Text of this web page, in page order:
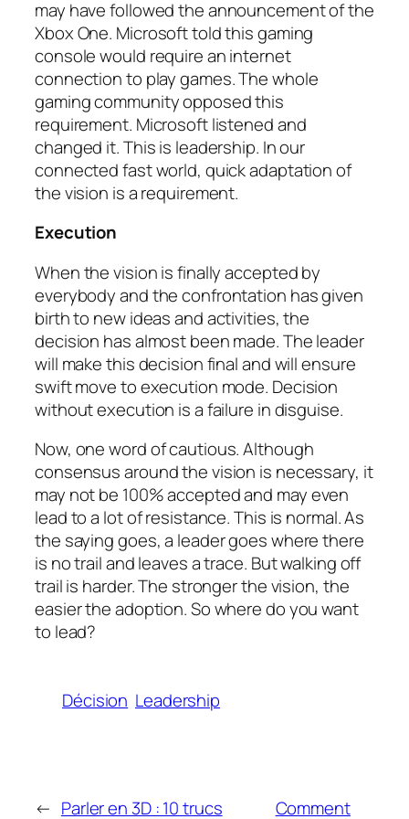
may have followed the announcement of the
Xbox One. Microsoft told this gaming
console would require an internet
connection to play games. The whole
gaming community opposed this
requirement. Microsoft listened and
changed it. This is leadership. In our
connected fast world, quick adaptation of
the vision is a requirement.
Execution
When the vision is finally accepted by
everybody and the confrontation has given
birth to new ideas and activities, the
decision has almost been made. The leader
will make this decision final and will ensure
swift move to execution mode. Decision
without execution is a failure in disguise.
Now, one word of cautious. Although
consensus around the vision is necessary, it
may not be 100% accepted and may even
lead to a lot of resistance. This is normal. As
the saying goes, a leader goes where there
is no trail and leaves a trace. But walking off
trail is harder. The stronger the vision, the
easier the adoption. So where do you want
to lead?
Décision Leadership
← Parler en 3D : 10 trucs Comment